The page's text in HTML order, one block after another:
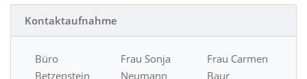
Kontaktaufnahme
Büro
Betzenstein
Frau Sonja
Neumann
Frau Carmen
Baur